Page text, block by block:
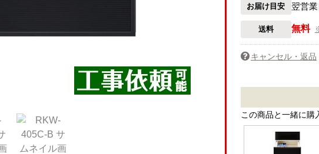
お届け目安 翌営
送料 無料
キャンセル・返品
この商品と一緒に購